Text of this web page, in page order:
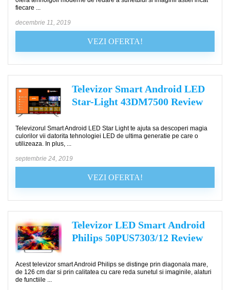
fiecare ...
decembrie 11, 2019
VEZI OFERTA!
Televizor Smart Android LED
Star-Light 43DM7500 Review
Televizorul Smart Android LED Star Light te ajuta sa descoperi magia
culorilor vii datorita tehnologiei LED de ultima generatie pe care o
utilizeaza. In plus, ...
septembrie 24, 2019
VEZI OFERTA!
Televizor LED Smart Android
Philips 50PUS7303/12 Review
Acest televizor smart Android Philips se distinge prin diagonala mare,
de 126 cm dar si prin calitatea cu care reda sunetul si imaginile, alaturi
de functiile ...